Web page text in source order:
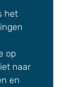
het
op
naar
en